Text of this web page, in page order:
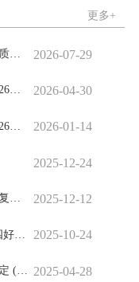
更多+
河南省人民政府关于推进服务业扩能提质的实施意见 2026-07-29
河南省人民政府办公厅关于印发推动2026年第二季度经济持续向好若干政策措... 2026-04-30
河南省人民政府办公厅关于印发推动2026年第一季度经济发展实现良好开局若... 2026-01-14
2025-12-24
河南省人民政府办公厅关于印发河南省复制推广自贸试验区全面对接国际高标... 2025-12-12
河南省人民政府办公厅关于持续推动“四好农村路”高质量发展助力乡村全面... 2025-10-24
国务院关于修改《快递暂行条例》的决定 (全文） 2025-04-28